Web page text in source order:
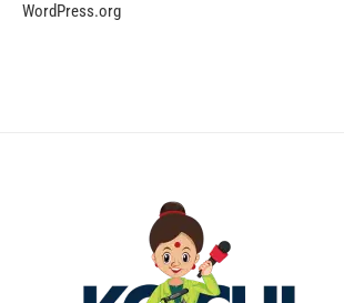
WordPress.org